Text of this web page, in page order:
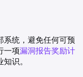
系统，避免任何可预
一项漏洞报告奖励计
识。